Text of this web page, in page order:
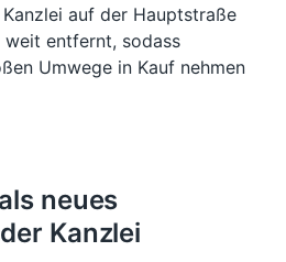
auf der Hauptstraße
entfernt, sodass
Umwege in Kauf nehmen
neues
Kanzlei